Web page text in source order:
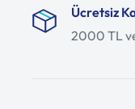
Ücretsiz
2000 TL